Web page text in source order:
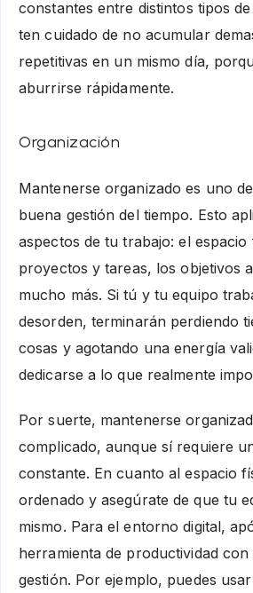
constantes entre distintos tipos
ten cuidado de no acumular
repetitivas en un mismo día,
aburrirse rápidamente.
Organización
Mantenerse organizado es uno
buena gestión del tiempo. Esto
aspectos de tu trabajo: el espacio
proyectos y tareas, los objetivos
mucho más. Si tú y tu equipo
desorden, terminarán perdiendo
cosas y agotando una energía
dedicarse a lo que realmente
Por suerte, mantenerse
complicado, aunque sí requiere
constante. En cuanto al espacio
ordenado y asegúrate de que tu
mismo. Para el entorno digital,
herramienta de productividad
gestión. Por ejemplo, puedes